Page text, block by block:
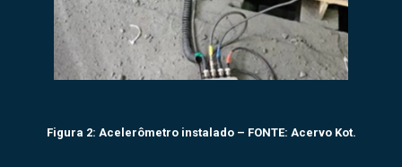
Figura 2: Acelerômetro instalado – FONTE: Acervo Kot.